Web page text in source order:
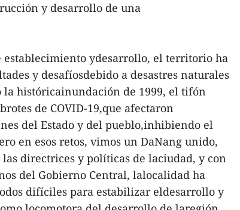
y desarrollo de una
establecimiento ydesarrollo, el territorio ha
y desafíosdebido a desastres naturales
la históricainundación de 1999, el tifón
de COVID-19,que afectaron
del Estado y del pueblo,inhibiendo el
en esos retos, vimos un DaNang unido,
directrices y políticas de laciudad, y con
del Gobierno Central, lalocalidad ha
difíciles para estabilizar eldesarrollo y